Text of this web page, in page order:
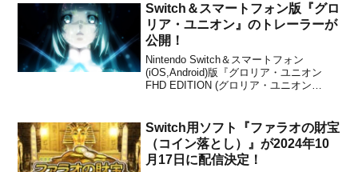
Switch＆スマートフォン版『グロ
リア・ユニオン』のトレーラーが
公開！
Nintendo Switch＆スマートフォン
(iOS,Android)版『グロリア・ユニオン
FHD EDITION (グロリア・ユニオン
れました。下記から動...
Switch用ソフト『ファラオの財宝
（コイン落とし）』が2024年10
月17日に配信決定！